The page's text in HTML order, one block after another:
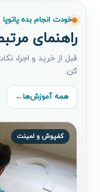
خودت انجام بده پاتوپا
راهنمای
قبل از خرید و اجرا،
کن.
همه آموزش‌ها←
کفپوش و لمینت